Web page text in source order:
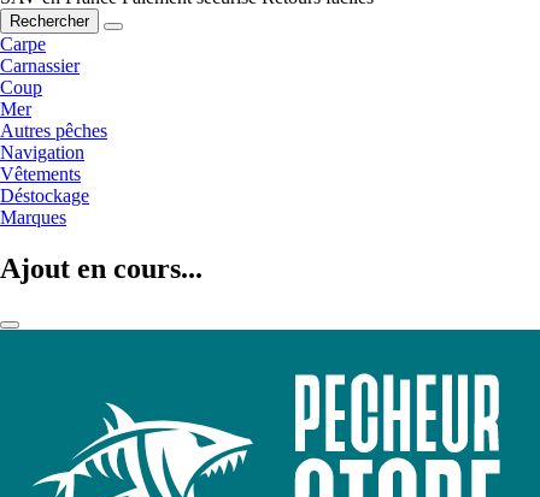
Rechercher
Carpe
Carnassier
Coup
Mer
Autres pêches
Navigation
Vêtements
Déstockage
Marques
Ajout en cours...